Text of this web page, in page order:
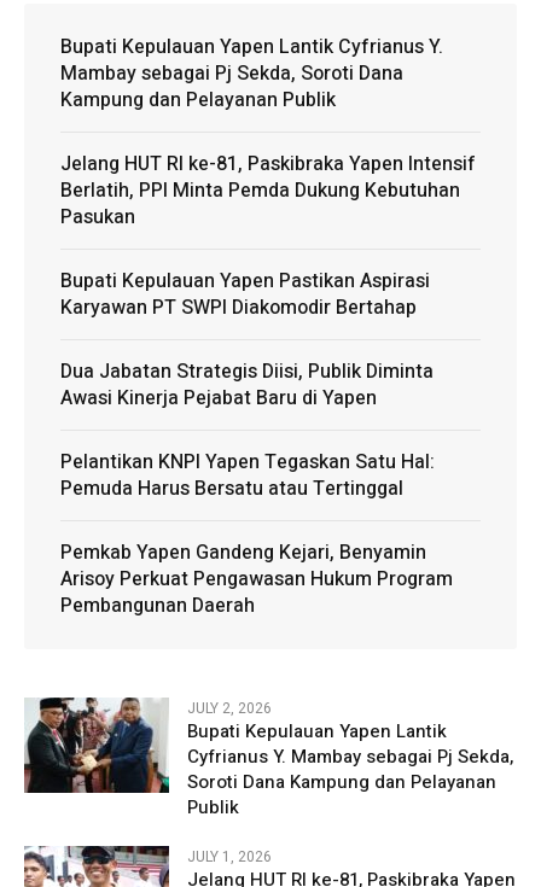
Bupati Kepulauan Yapen Lantik Cyfrianus Y.
Mambay sebagai Pj Sekda, Soroti Dana
Kampung dan Pelayanan Publik
Jelang HUT RI ke-81, Paskibraka Yapen Intensif
Berlatih, PPI Minta Pemda Dukung Kebutuhan
Pasukan
Bupati Kepulauan Yapen Pastikan Aspirasi
Karyawan PT SWPI Diakomodir Bertahap
Dua Jabatan Strategis Diisi, Publik Diminta
Awasi Kinerja Pejabat Baru di Yapen
Pelantikan KNPI Yapen Tegaskan Satu Hal:
Pemuda Harus Bersatu atau Tertinggal
Pemkab Yapen Gandeng Kejari, Benyamin
Arisoy Perkuat Pengawasan Hukum Program
Pembangunan Daerah
JULY 2, 2026
Bupati Kepulauan Yapen Lantik
Cyfrianus Y. Mambay sebagai Pj Sekda,
Soroti Dana Kampung dan Pelayanan
Publik
JULY 1, 2026
Jelang HUT RI ke-81, Paskibraka Yapen